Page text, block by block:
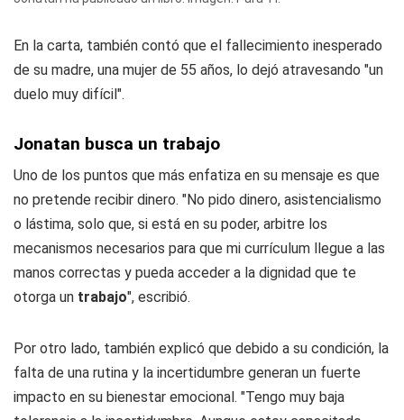
En la carta, también contó que el fallecimiento inesperado
de su madre, una mujer de 55 años, lo dejó atravesando "un
duelo muy difícil".
Jonatan busca un trabajo
Uno de los puntos que más enfatiza en su mensaje es que
no pretende recibir dinero. "No pido dinero, asistencialismo
o lástima, solo que, si está en su poder, arbitre los
mecanismos necesarios para que mi currículum llegue a las
manos correctas y pueda acceder a la dignidad que te
otorga un trabajo", escribió.
Por otro lado, también explicó que debido a su condición, la
falta de una rutina y la incertidumbre generan un fuerte
impacto en su bienestar emocional. "Tengo muy baja